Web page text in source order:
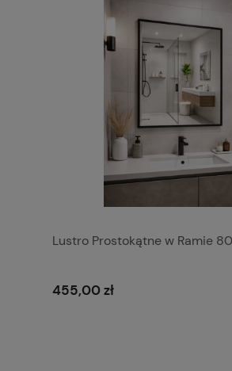
Lustro Prostokątne w Ramie
455,00 zł